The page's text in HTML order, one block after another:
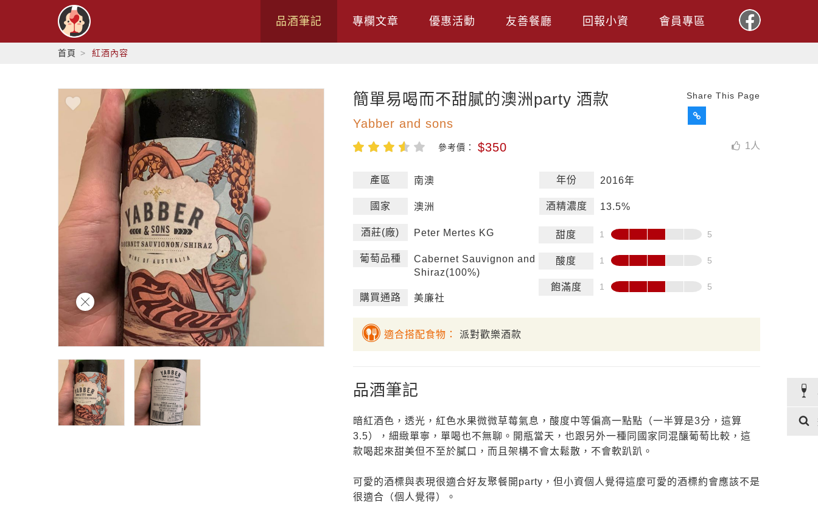
品酒筆記 專欄文章 優惠活動 友善餐廳 回報小資 會員專區
首頁 紅酒內容
Share This Page
1 人
簡單易喝而不甜膩的澳洲party 酒款
Yabber and sons
參考價： $350
產區 南澳
國家 澳洲
酒莊(廠) Peter Mertes KG
葡萄品種
Cabernet Sauvignon and
Shiraz(100%)
購買通路 美廉社
年份 2016年
酒精濃度 13.5%
甜度
酸度
飽滿度
適合搭配食物： 派對歡樂酒款
品酒筆記
暗紅酒色，透光，紅色水果微微草莓氣息，酸度中等偏高一點點（一半算是3分，這算
3.5），細緻單寧，單喝也不無聊。開瓶當天，也跟另外一種同國家同混釀葡萄比較，這
款喝起來甜美但不至於膩口，而且架構不會太鬆散，不會軟趴趴。
可愛的酒標與表現很適合好友聚餐開party，但小資個人覺得這麼可愛的酒標約會應該不是
很適合（個人覺得）。